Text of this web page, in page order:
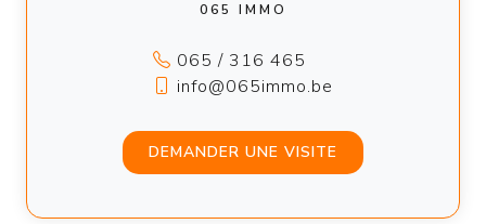
065 IMMO
065 / 316 465
info@065immo.be
DEMANDER UNE VISITE